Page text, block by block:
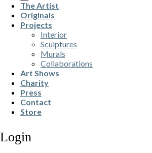
The Artist
Originals
Projects
Interior
Sculptures
Murals
Collaborations
Art Shows
Charity
Press
Contact
Store
Login